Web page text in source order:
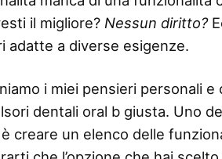
il ​​migliore? Nessun diritto?
adatte a diverse esigenze.
i miei pensieri personali e
dentali oral b giusta. Uno
creare un elenco delle